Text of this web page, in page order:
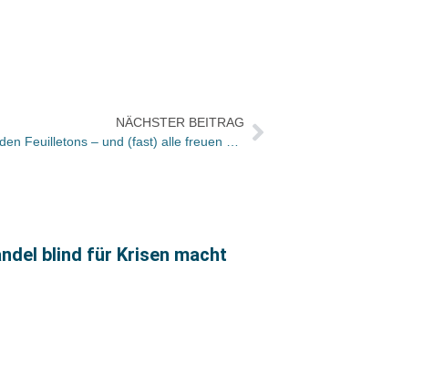
NÄCHSTER BEITRAG
blind für Krisen macht